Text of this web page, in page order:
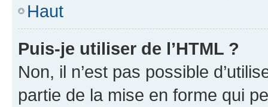
Haut
Puis-je utiliser de l’HTML ?
Non, il n’est pas possible
partie de la mise en forme qui